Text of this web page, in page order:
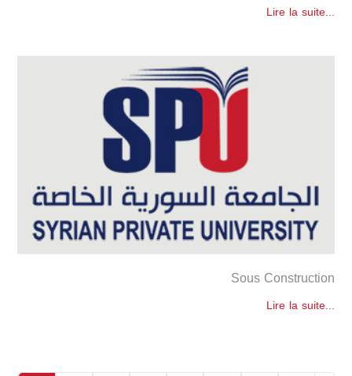
Lire la suite...
Sous Construction
Lire la suite...